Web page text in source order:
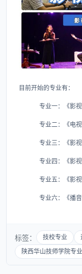
目前开始的专业有：
专业一：《影视
专业二：《电视
专业三：《影
专业四：《影
专业五：《影视
专业六：《播
标签： 技校专业
陕西华山技师学院专业